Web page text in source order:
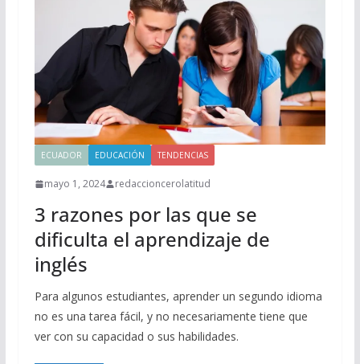
ECUADOR EDUCACIÓN TENDENCIAS
mayo 1, 2024 redaccioncerolatitud
3 razones por las que se
dificulta el aprendizaje de
inglés
Para algunos estudiantes, aprender un segundo idioma
no es una tarea fácil, y no necesariamente tiene que
ver con su capacidad o sus habilidades.